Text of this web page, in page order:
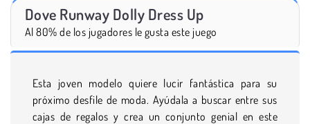
Dove Runway Dolly Dress Up
Al 80% de los jugadores le gusta este juego
Esta joven modelo quiere lucir fantástica para su
próximo desfile de moda. Ayúdala a buscar entre sus
cajas de regalos y crea un conjunto genial en este